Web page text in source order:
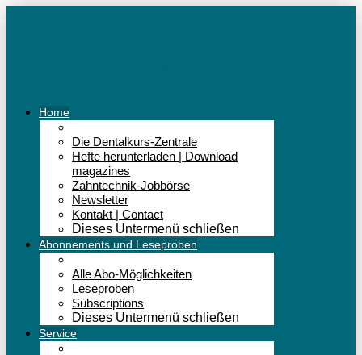
Home
Die Dentalkurs-Zentrale
Hefte herunterladen | Download
magazines
Zahntechnik-Jobbörse
Newsletter
Kontakt | Contact
Dieses Untermenü schließen
Abonnements und Leseproben
Alle Abo-Möglichkeiten
Leseproben
Subscriptions
Dieses Untermenü schließen
Service